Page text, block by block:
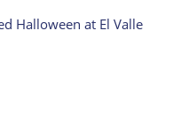
Halloween at El Valle